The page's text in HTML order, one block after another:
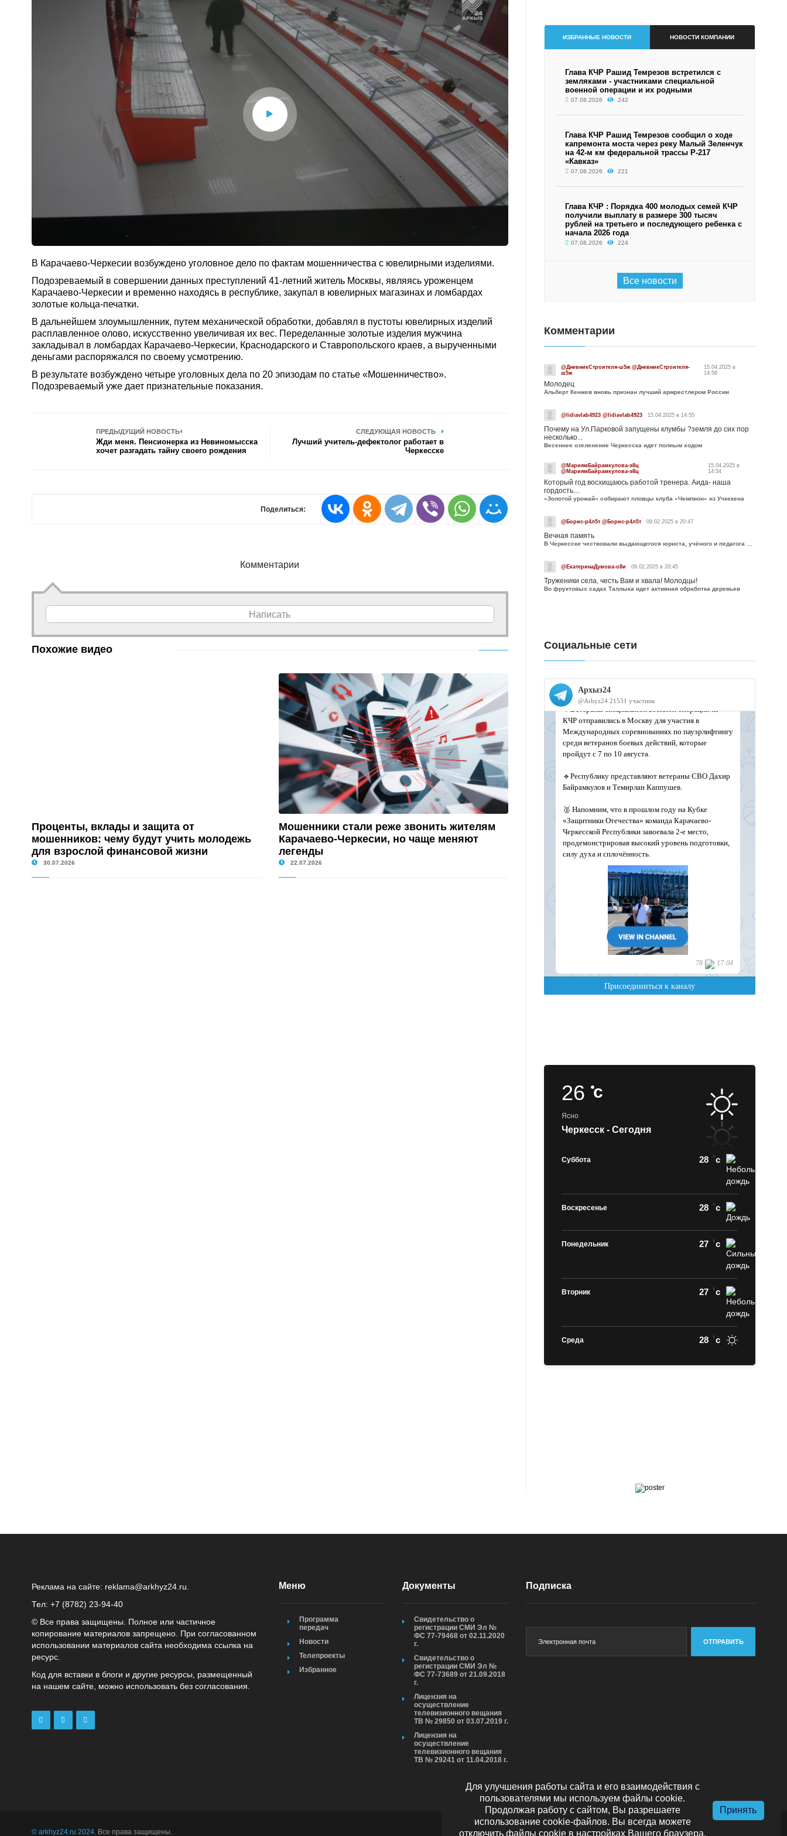
В Карачаево-Черкесии возбуждено уголовное дело по фактам мошенничества с ювелирными изделиями.
Подозреваемый в совершении данных преступлений 41-летний житель Москвы, являясь уроженцем
Карачаево-Черкесии и временно находясь в республике, закупал в ювелирных магазинах и ломбардах
золотые кольца-печатки.
В дальнейшем злоумышленник, путем механической обработки, добавлял в пустоты ювелирных изделий
расплавленное олово, искусственно увеличивая их вес. Переделанные золотые изделия мужчина
закладывал в ломбардах Карачаево-Черкесии, Краснодарского и Ставропольского краев, а вырученными
деньгами распоряжался по своему усмотрению.
В результате возбуждено четыре уголовных дела по 20 эпизодам по статье «Мошенничество».
Подозреваемый уже дает признательные показания.
ПРЕДЫДУЩИЙ НОВОСТЬ
Жди меня. Пенсионерка из Невиномысска
хочет разгадать тайну своего рождения
СЛЕДУЮЩАЯ НОВОСТЬ
Лучший учитель-дефектолог работает в
Черкесске
Поделиться:
Комментарии
Написать
Похожие видео
Проценты, вклады и защита от
мошенников: чему будут учить молодежь
для взрослой финансовой жизни
30.07.2026
Мошенники стали реже звонить жителям
Карачаево-Черкесии, но чаще меняют
легенды
22.07.2026
ИЗБРАННЫЕ НОВОСТИ НОВОСТИ КОМПАНИИ
Глава КЧР Рашид Темрезов встретился с
земляками - участниками специальной
военной операции и их родными
07.08.2026 242
Глава КЧР Рашид Темрезов сообщил о ходе
капремонта моста через реку Малый Зеленчук
на 42-м км федеральной трассы Р-217
«Кавказ»
07.08.2026 221
Глава КЧР : Порядка 400 молодых семей КЧР
получили выплату в размере 300 тысяч
рублей на третьего и последующего ребенка с
начала 2026 года
07.08.2026 224
Все новости
Комментарии
@ДневникСтроителя-ш5ж @ДневникСтроителя-
ш5ж
15.04.2025 в
14:56
Молодец
Альберт Кенжев вновь признан лучший армрестлером России
@lidiavlab4923 @lidiavlab4923 15.04.2025 в 14:55
Почему на Ул.Парковой запущены клумбы ?земля до сих пор
несколько...
Весеннее озеленение Черкесска идет полным ходом
@МариямБайрамкулова-э8ц
@МариямБайрамкулова-э8ц
15.04.2025 в
14:54
Который год восхищаюсь работой тренера. Аида- наша
гордость....
«Золотой урожай» собирают пловцы клуба «Чемпион» из Учкекена
@Борис-р4л5т @Борис-р4л5т 09.02.2025 в 20:47
Вечная память
@ЕкатеринаДумова-о8и 09.02.2025 в 20:45
Труженики села, честь Вам и хвала! Молодцы!
Во фруктовых садах Таллыка идет активная обработка деревьев
Социальные сети
26c
Ясно
Черкесск - Сегодня
Суббота 28 c
Воскресенье 28 c
Понедельник 27 c
Вторник 27 c
Среда 28 c
Реклама на сайте: reklama@arkhyz24.ru
Тел: +7 (8782) 23‑94‑40
© Все права защищены. Полное или частичное
копирование материалов запрещено. При согласованном
использовании материалов сайта необходима ссылка на
ресурс.
Код для вставки в блоги и другие ресурсы, размещенный
на нашем сайте, можно использовать без согласования.
Меню
Программа
передач
Новости
Телепроекты
Избранное
Документы
Свидетельство о
регистрации СМИ Эл №
ФС 77-79468 от 02.11.2020
г.
Свидетельство о
регистрации СМИ Эл №
ФС 77-73689 от 21.09.2018
г.
Лицензия на
осуществление
телевизионного вещания
ТВ № 29850 от 03.07.2019 г.
Лицензия на
осуществление
телевизионного вещания
ТВ № 29241 от 11.04.2018 г.
Подписка
ОТПРАВИТЬ
© arkhyz24.ru 2024. Все права защищены.
Для улучшения работы сайта и его взаимодействия с
пользователями мы используем файлы cookie.
Продолжая работу с сайтом, Вы разрешаете
использование cookie-файлов. Вы всегда можете
отключить файлы cookie в настройках Вашего браузера.
Принять